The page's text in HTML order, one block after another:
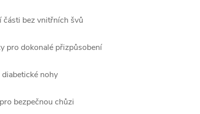
části bez vnitřních švů
pro dokonalé přizpůsobení
nohy
bezpečnou chůzi